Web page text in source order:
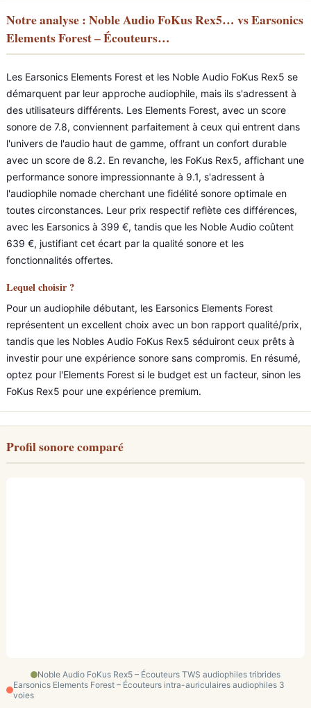
Notre analyse : Noble Audio FoKus Rex5… vs Earsonics
Elements Forest – Écouteurs…
Les Earsonics Elements Forest et les Noble Audio FoKus Rex5 se
démarquent par leur approche audiophile, mais ils s'adressent à
des utilisateurs différents. Les Elements Forest, avec un score
sonore de 7.8, conviennent parfaitement à ceux qui entrent dans
l'univers de l'audio haut de gamme, offrant un confort durable
avec un score de 8.2. En revanche, les FoKus Rex5, affichant une
performance sonore impressionnante à 9.1, s'adressent à
l'audiophile nomade cherchant une fidélité sonore optimale en
toutes circonstances. Leur prix respectif reflète ces différences,
avec les Earsonics à 399 €, tandis que les Noble Audio coûtent
639 €, justifiant cet écart par la qualité sonore et les
fonctionnalités offertes.
Lequel choisir ?
Pour un audiophile débutant, les Earsonics Elements Forest
représentent un excellent choix avec un bon rapport qualité/prix,
tandis que les Nobles Audio FoKus Rex5 séduiront ceux prêts à
investir pour une expérience sonore sans compromis. En résumé,
optez pour l'Elements Forest si le budget est un facteur, sinon les
FoKus Rex5 pour une expérience premium.
Profil sonore comparé
Noble Audio FoKus Rex5 – Écouteurs TWS audiophiles tribrides
Earsonics Elements Forest – Écouteurs intra-auriculaires audiophiles 3
voies